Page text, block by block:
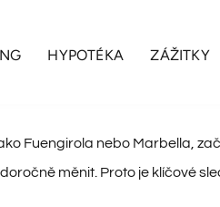
HYPOTÉKA ZÁŽITKY
Fuengirola nebo Marbella,
měnit. Proto je klíčové